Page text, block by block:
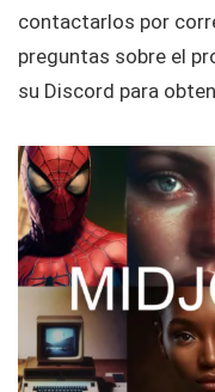
contactarlos por
preguntas sobre el
su Discord para